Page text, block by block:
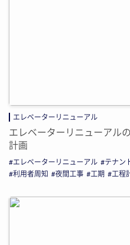
エレベーターリニューアル
エレベーターリニューアル
計画
エレベーターリニューアル テナン
利用者周知
夜間工事 工期 工程